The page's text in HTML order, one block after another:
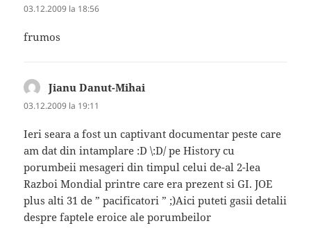
03.12.2009 la 18:56
frumos
Jianu Danut-Mihai
03.12.2009 la 19:11
Ieri seara a fost un captivant documentar peste care
am dat din intamplare :D \:D/ pe History cu
porumbeii mesageri din timpul celui de-al 2-lea
Razboi Mondial printre care era prezent si GI. JOE
plus alti 31 de ” pacificatori ” ;)Aici puteti gasii detalii
despre faptele eroice ale porumbeilor